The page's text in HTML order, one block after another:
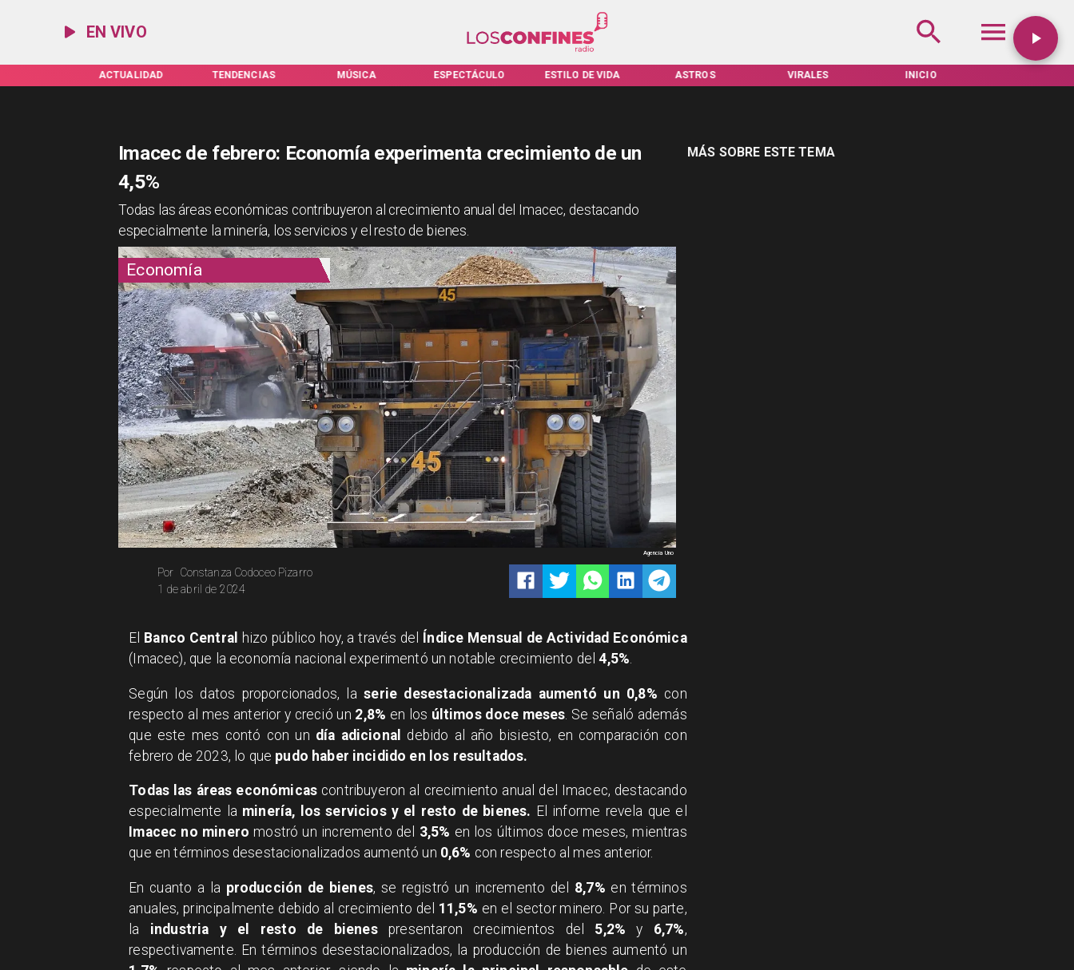
EN VIVO
ACTUALIDAD TENDENCIAS MÚSICA ESPECTÁCULO ESTILO DE VIDA ASTROS VIRALES INICIO
Economía
Constanza Codoceo Pizarro
Por
1 de abril de 2024
Agencia Uno
MÁS SOBRE ESTE TEMA
Imacec de febrero: Economía experimenta crecimiento de un
4,5%
​​Todas las áreas económicas contribuyeron al crecimiento anual del Imacec, destacando
especialmente la minería, los servicios y el resto de bienes.
​El Banco Central hizo público hoy, a través del
Índice Mensual de Actividad Económica
(Imacec), que la economía nacional experimentó un notable crecimiento del4,5%.
​Según los datos proporcionados, laserie desestacionalizada aumentó un 0,8% con
respecto al mes anterior y creció un 2,8% en los últimos doce meses . Se señaló además
que este mes contó con un día adicional debido al año bisiesto, en comparación con
febrero de 2023, lo que pudo haber incidido en los resultados.
​Todas las áreas económicas contribuyeron al crecimiento anual del Imacec, destacando
especialmente la minería, los servicios y el resto de bienes. El informe revela que el
Imacec no minero mostró un incremento del 3,5% en los últimos doce meses, mientras
que en términos desestacionalizados aumentó un 0,6% con respecto al mes anterior.
​En cuanto a la producción de bienes, se registró un incremento del 8,7% en términos
anuales, principalmente debido al crecimiento del 11,5% en el sector minero. Por su parte,
la industria y el resto de bienespresentaron crecimientos del 5,2% y 6,7%,
respectivamente. En términos desestacionalizados, la producción de bienes aumentó un